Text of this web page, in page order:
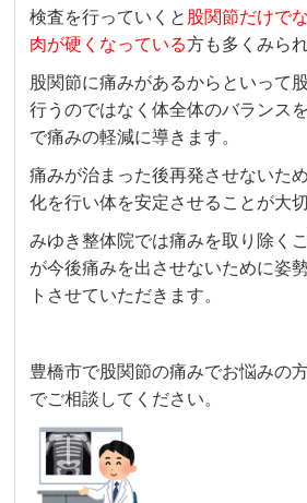
検査を行っていくと 股関節だけで
肉が硬くなっている方も多くみられ
股関節に痛みがあるからといって
行うのではなく体全体のバランス
で痛みの軽減に導きます。
痛みが治まった後再発させないた
化を行い体を安定させることが大切
みゆき整体院では痛みを取り除く
が今後痛みを出させないために姿
トさせていただきます。
豊橋市で股関節の痛みでお悩みの
でご相談してください。